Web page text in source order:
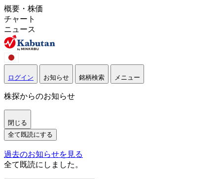
概要・株価
チャート
ニュース
ログイン お知らせ 銘柄検索 メニュー
株探からのお知らせ
閉じる
全て既読にする
過去のお知らせを見る
全て既読にしました。